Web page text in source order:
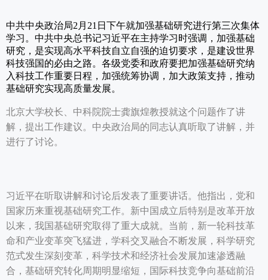
中共中央政治局2月21日下午就加强基础研究进行第三次集体
学习。中共中央总书记习近平在主持学习时强调，加强基础
研究，是实现高水平科技自立自强的迫切要求，是建设世界
科技强国的必由之路。各级党委和政府要把加强基础研究纳
入科技工作重要日程，加强统筹协调，加大政策支持，推动
基础研究实现高质量发展。
北京大学校长、中科院院士龚旗煌教授就这个问题作了讲
解，提出工作建议。中央政治局的同志认真听取了讲解，并
进行了讨论。
习近平在听取讲解和讨论后发表了重要讲话。他指出，党和
国家历来重视基础研究工作。新中国成立后特别是改革开放
以来，我国基础研究取得了重大成就。当前，新一轮科技革
命和产业变革突飞猛进，学科交叉融合不断发展，科学研究
范式发生深刻变革，科学技术和经济社会发展加速渗透融
合，基础研究转化周期明显缩短，国际科技竞争向基础前沿